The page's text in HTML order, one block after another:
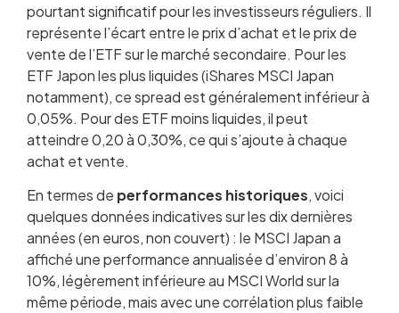
pourtant significatif pour les investisseurs réguliers. Il
représente l’écart entre le prix d’achat et le prix de
vente de l’ETF sur le marché secondaire. Pour les
ETF Japon les plus liquides (iShares MSCI Japan
notamment), ce spread est généralement inférieur à
0,05%. Pour des ETF moins liquides, il peut
atteindre 0,20 à 0,30%, ce qui s’ajoute à chaque
achat et vente.
En termes de performances historiques, voici
quelques données indicatives sur les dix dernières
années (en euros, non couvert) : le MSCI Japan a
affiché une performance annualisée d’environ 8 à
10%, légèrement inférieure au MSCI World sur la
même période, mais avec une corrélation plus faible